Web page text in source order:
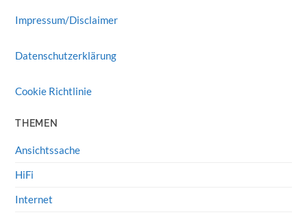
Impressum/Disclaimer
Datenschutzerklärung
Cookie Richtlinie
THEMEN
Ansichtssache
HiFi
Internet